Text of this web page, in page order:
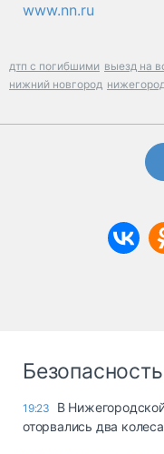
www.nn.ru
дтп с погибшими выезд на
нижний новгород
19:23
В
оторвались два